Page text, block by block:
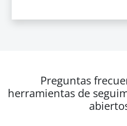
Preguntas
herramientas de